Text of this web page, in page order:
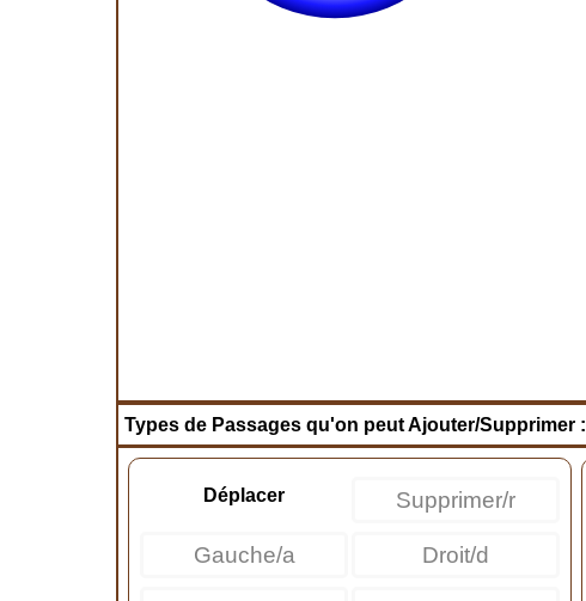
Types de Passages qu'on peut Ajouter/Supprimer :
Déplacer Supprimer/r
Gauche/a Droit/d